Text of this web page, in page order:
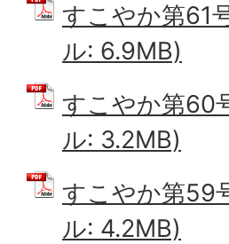
すこやか第61
ル: 6.9MB)
すこやか第60
ル: 3.2MB)
すこやか第59
ル: 4.2MB)